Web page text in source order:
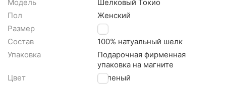
Модель
Шелковый Токио
Пол
Женский
Размер
S
Состав
100% натуальный шелк
Упаковка
Подарочная фирменная
упаковка на магните
Цвет
Зеленый